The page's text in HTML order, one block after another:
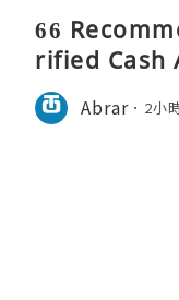
66
rified Cash
Abrar 2小